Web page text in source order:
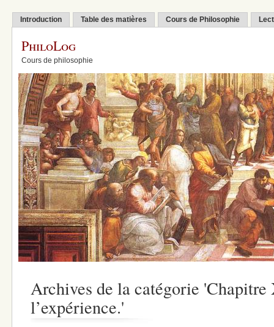
Introduction Table des matières Cours de Philosophie
PhiloLog
Cours de philosophie
Archives de la catégorie
l’expérience.'